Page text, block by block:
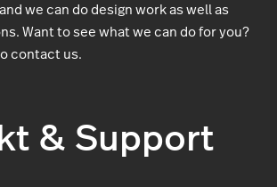
we can do design work as well as
Want to see what we can do for you?
contact us.
& Support